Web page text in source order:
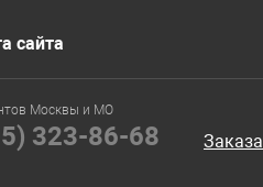
сайта
Москвы и МО
323-86-68